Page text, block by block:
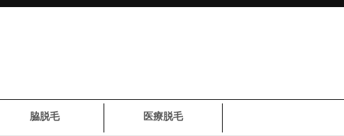
脇脱毛 医療脱毛